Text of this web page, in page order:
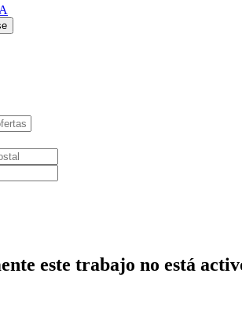
este trabajo no está